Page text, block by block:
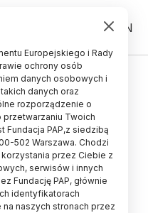
PL EN
może
pierwiastki
Europejskiego i Rady
ochrony osób
danych osobowych i
danych oraz
rozporządzenie o
przetwarzaniu Twoich
Fundacja PAP,z siedzibą
502 Warszawa. Chodzi
przez Ciebie z
serwisów i innych
Fundację PAP, głównie
identyfikatorach
naszych stronach przez